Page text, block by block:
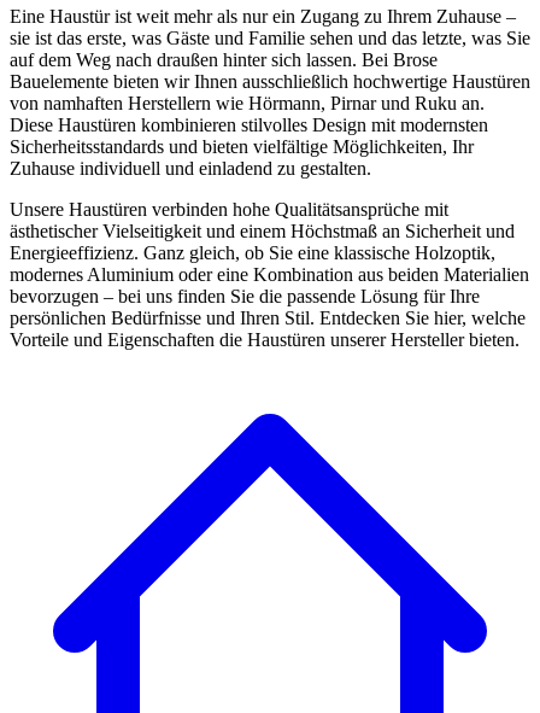
Eine Haustür ist weit mehr als nur ein Zugang zu Ihrem Zuhause –
sie ist das erste, was Gäste und Familie sehen und das letzte, was Sie
auf dem Weg nach draußen hinter sich lassen. Bei Brose
Bauelemente bieten wir Ihnen ausschließlich hochwertige Haustüren
von namhaften Herstellern wie Hörmann, Pirnar und Ruku an.
Diese Haustüren kombinieren stilvolles Design mit modernsten
Sicherheitsstandards und bieten vielfältige Möglichkeiten, Ihr
Zuhause individuell und einladend zu gestalten.
Unsere Haustüren verbinden hohe Qualitätsansprüche mit
ästhetischer Vielseitigkeit und einem Höchstmaß an Sicherheit und
Energieeffizienz. Ganz gleich, ob Sie eine klassische Holzoptik,
modernes Aluminium oder eine Kombination aus beiden Materialien
bevorzugen – bei uns finden Sie die passende Lösung für Ihre
persönlichen Bedürfnisse und Ihren Stil. Entdecken Sie hier, welche
Vorteile und Eigenschaften die Haustüren unserer Hersteller bieten.